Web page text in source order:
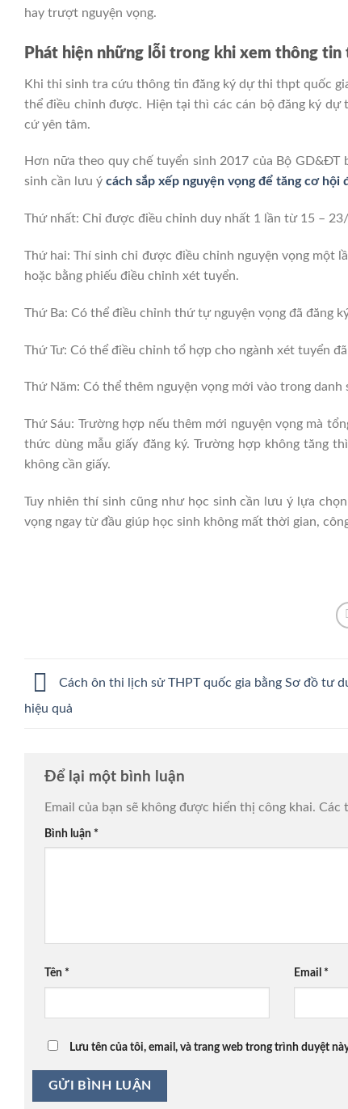
hay trượt nguyện vọng.
Phát hiện những lỗi trong khi xem thông tin
Khi thi sinh tra cứu thông tin đăng ký dự thi thpt quốc
thể điều chỉnh được. Hiện tại thì các cán bộ đăng ký
cứ yên tâm.
Hơn nữa theo quy chế tuyển sinh 2017 của Bộ
sinh cần lưu ý cách sắp xếp nguyện vọng để tăng cơ hội
Thứ nhất: Chỉ được điều chỉnh duy nhất 1 lần từ 15 –
Thứ hai: Thí sinh chỉ được điều chỉnh nguyện vọng
hoặc bằng phiếu điều chỉnh xét tuyển.
Thứ Ba: Có thể điều chỉnh thứ tự nguyện vọng đã đăng
Thứ Tư: Có thể điều chỉnh tổ hợp cho ngành xét tuyển đã
Thứ Năm: Có thể thêm nguyện vọng mới vào trong danh
Thứ Sáu: Trường hợp nếu thêm mới nguyện vọng mà
thức dùng mẫu giấy đăng ký. Trường hợp không tăng
không cần giấy.
Tuy nhiên thí sinh cũng như học sinh cần lưu ý lựa
vọng ngay từ đầu giúp học sinh không mất thời gian,
Cách ôn thi lịch sử THPT quốc gia bằng Sơ đồ tư
hiệu quả
Để lại một bình luận
Email của bạn sẽ không được hiển thị công khai. Các
Bình luận *
Tên * Email *
Lưu tên của tôi, email, và trang web trong trình duyệt